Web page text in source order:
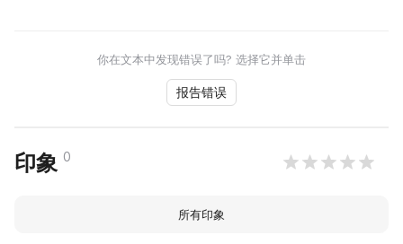
你在文本中发现错误了吗? 选择它并单击
报告错误
印象 0
所有印象